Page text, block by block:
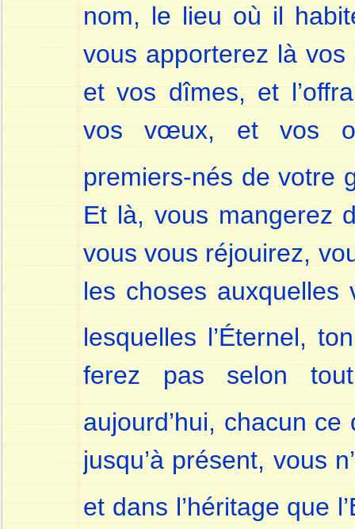
nom, le lieu où il
vous apporterez là
et vos dîmes, et
vos vœux, et vos
premiers-nés de votre
Et là, vous mangerez
vous vous réjouirez,
les choses
lesquelles l’Éternel,
ferez pas selon
aujourd’hui, chacun
jusqu’à présent, vous
et dans l’héritage que